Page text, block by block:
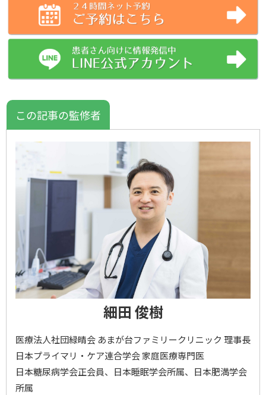
この記事の監修者
細田 俊樹
医療法人社団緑晴会 あまが台ファミリークリニック 理事長
日本プライマリ・ケア連合学会 家庭医療専門医
日本糖尿病学会正会員、日本睡眠学会所属、日本肥満学会
所属